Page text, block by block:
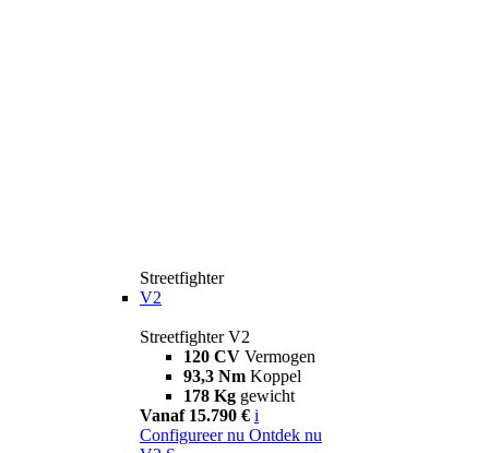
Streetfighter
V2
Streetfighter V2
120 CV Vermogen
93,3 Nm Koppel
178 Kg gewicht
Vanaf 15.790 € i
Configureer nu Ontdek nu